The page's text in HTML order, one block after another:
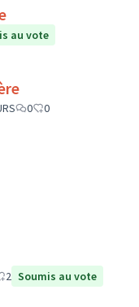
au vote
0
0
2 Soumis au vote